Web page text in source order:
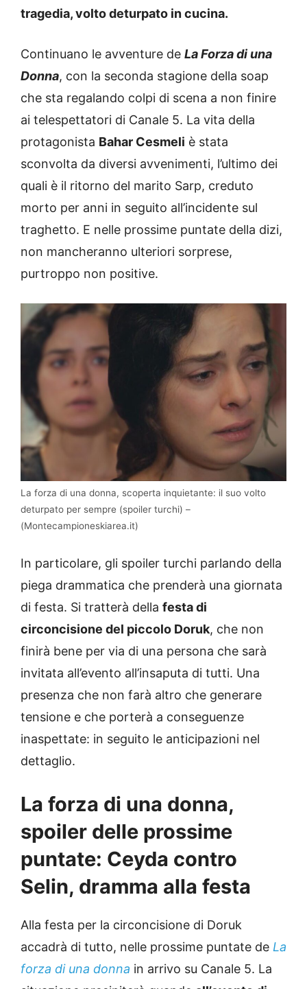
tragedia, volto deturpato in cucina.
Continuano le avventure de La Forza di una
Donna, con la seconda stagione della soap
che sta regalando colpi di scena a non finire
ai telespettatori di Canale 5. La vita della
protagonista Bahar Cesmeli è stata
sconvolta da diversi avvenimenti, l’ultimo dei
quali è il ritorno del marito Sarp, creduto
morto per anni in seguito all’incidente sul
traghetto. E nelle prossime puntate della dizi,
non mancheranno ulteriori sorprese,
purtroppo non positive.
La forza di una donna, scoperta inquietante: il suo volto
deturpato per sempre (spoiler turchi) –
(Montecampioneskiarea.it)
In particolare, gli spoiler turchi parlando della
piega drammatica che prenderà una giornata
di festa. Si tratterà della festa di
circoncisione del piccolo Doruk, che non
finirà bene per via di una persona che sarà
invitata all’evento all’insaputa di tutti. Una
presenza che non farà altro che generare
tensione e che porterà a conseguenze
inaspettate: in seguito le anticipazioni nel
dettaglio.
La forza di una donna,
spoiler delle prossime
puntate: Ceyda contro
Selin, dramma alla festa
Alla festa per la circoncisione di Doruk
accadrà di tutto, nelle prossime puntate de La
forza di una donna in arrivo su Canale 5. La